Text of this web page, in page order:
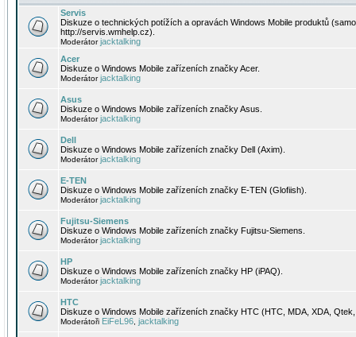
Servis
Diskuze o technických potížích a opravách Windows Mobile produktů
http://servis.wmhelp.cz).
Moderátorjacktalking
Acer
Diskuze o Windows Mobile zařízeních značky Acer.
Moderátorjacktalking
Asus
Diskuze o Windows Mobile zařízeních značky Asus.
Moderátorjacktalking
Dell
Diskuze o Windows Mobile zařízeních značky Dell (Axim).
Moderátorjacktalking
E-TEN
Diskuze o Windows Mobile zařízeních značky E-TEN (Glofiish).
Moderátorjacktalking
Fujitsu-Siemens
Diskuze o Windows Mobile zařízeních značky Fujitsu-Siemens.
Moderátorjacktalking
HP
Diskuze o Windows Mobile zařízeních značky HP (iPAQ).
Moderátorjacktalking
HTC
Diskuze o Windows Mobile zařízeních značky HTC (HTC, MDA, XDA,
Moderátoři EiFeL96 jacktalking